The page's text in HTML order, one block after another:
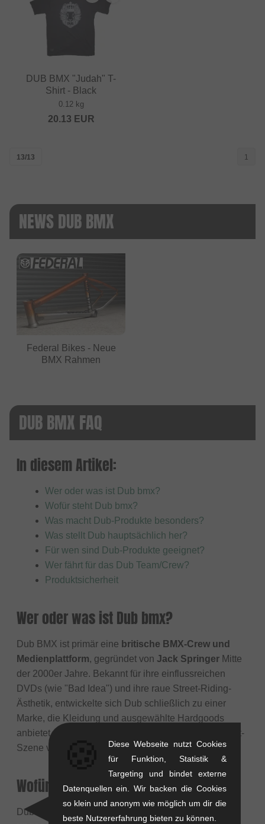
DUB BMX "Judah" T-
Shirt - Black
0.12 kg
20.13 EUR
13/13 1
NEWS DUB BMX
Federal Bikes - Neue
BMX Rahmen
DUB BMX FAQ
In diesem Artikel:
Wer oder was ist Dub bmx?
Wofür steht Dub bmx?
Was macht Dub-Produkte besonders?
Was stellt Dub hauptsächlich her?
Für wen sind Dub-Produkte geeignet?
Wer fährt für das Dub Team/Crew?
Produktsicherheit
Wer oder was ist Dub bmx?
Dub BMX ist primär eine britische BMX-Crew und
Medienplattform, gegründet von Jack Springer Mitte
der 2000er Jahre. Bekannt für ihre einflussreichen
DVDs (wie "Bad Idea") und ihre raue Street-Riding-
Ästhetik, entwickelte sich Dub schließlich zu einer
Marke, die Kleidung und ausgewählte Hardgoods
anbietet und tief in der authentischen britischen Street-
Szene verwurzelt ist.
Wofür steht Dub bmx?
Dub repräsentiert die
Diese Webseite nutzt Cookies
für Funktion, Statistik &
Targeting und bindet externe
Datenquellen ein. Wir backen die Cookies
so klein und anonym wie möglich um dir die
beste Nutzererfahrung bieten zu können.